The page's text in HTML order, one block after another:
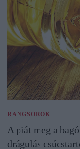
RANGSOROK
A piát meg a
drágulás